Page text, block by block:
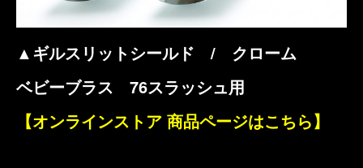
▲ギルスリットシールド / クローム
ベビーブラス 76スラッシュ用
【オンラインストア 商品ページはこちら】